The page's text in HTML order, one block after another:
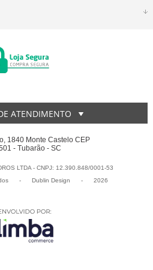
ATENDIMENTO
1840 Monte Castelo CEP
- Tubarão - SC
LTDA - CNPJ: 12.390.848/0001-53
- Dublin Design - 2026